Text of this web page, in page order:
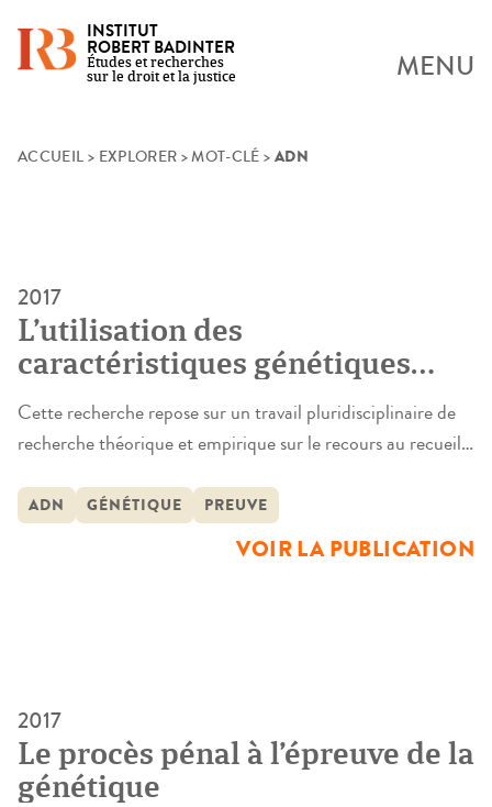
Skip
INSTITUT
ROBERT BADINTER
Études et recherches
sur le droit et la justice
MENU
ACCUEIL > EXPLORER >MOT-CLÉ > ADN
2017
L’utilisation des
caractéristiques génétiques
dans les procédures judiciaires:
étude de dix années de
pratiques en Meurthe-et-
Moselle (2003-2013)
Cette recherche repose sur un travail pluridisciplinaire de
recherche théorique et empirique sur le recours au recueil
procédure pénale sur le territoire meurthe-et-mosellan de
2003 à 2013. Les analyses juridiques s’appuient sur 2439
décisions de Justice sélectionnées et sur près de 20
ADN GÉNÉTIQUE PREUVE
VOIR LA PUBLICATION
2017
Le procès pénal à l’épreuve de la
génétique